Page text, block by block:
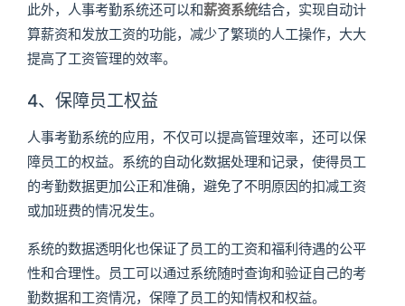
此外，人事考勤系统还可以和薪资系统结合，实现自动计
算薪资和发放工资的功能，减少了繁琐的人工操作，大大
提高了工资管理的效率。
4、保障员工权益
人事考勤系统的应用，不仅可以提高管理效率，还可以保
障员工的权益。系统的自动化数据处理和记录，使得员工
的考勤数据更加公正和准确，避免了不明原因的扣减工资
或加班费的情况发生。
系统的数据透明化也保证了员工的工资和福利待遇的公平
性和合理性。员工可以通过系统随时查询和验证自己的考
勤数据和工资情况，保障了员工的知情权和权益。